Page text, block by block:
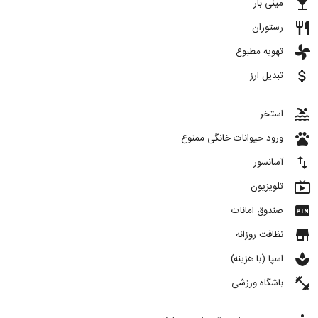
local_bar مینی بار
restaurant رستوران
toys تهویه مطبوع
attach_money تبدیل ارز
pool استخر
pets ورود حیوانات خانگی ممنوع
import_export آسانسور
live_tv تلویزیون
fiber_pin صندوق امانات
store نظافت روزانه
spa اسپا (با هزینه)
fitness_center باشگاه ورزشی